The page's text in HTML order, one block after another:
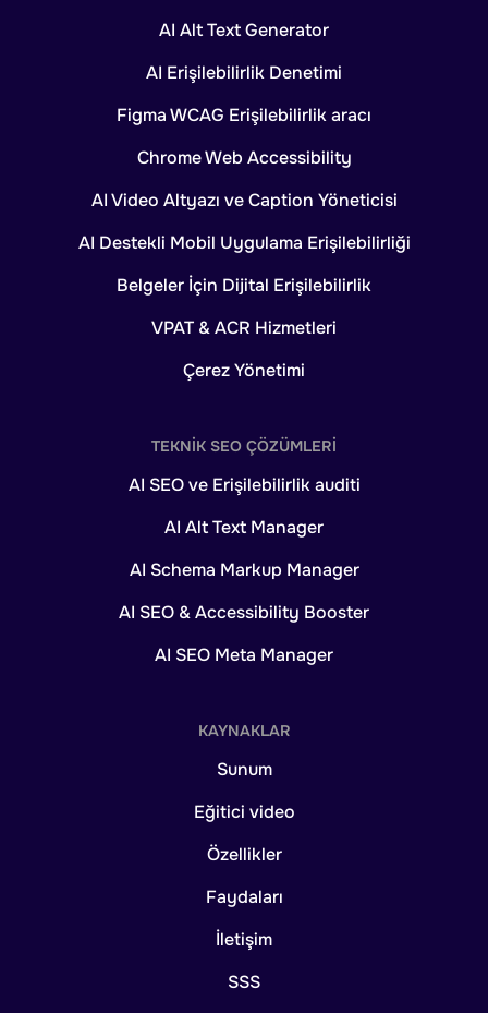
AI Alt Text Generator
AI Erişilebilirlik Denetimi
Figma WCAG Erişilebilirlik aracı
Chrome Web Accessibility
AI Video Altyazı ve Caption Yöneticisi
AI Destekli Mobil Uygulama Erişilebilirliği
Belgeler İçin Dijital Erişilebilirlik
VPAT & ACR Hizmetleri
Çerez Yönetimi
TEKNIK SEO ÇÖZÜMLERI
AI SEO ve Erişilebilirlik auditi
AI Alt Text Manager
AI Schema Markup Manager
AI SEO & Accessibility Booster
AI SEO Meta Manager
KAYNAKLAR
Sunum
Eğitici video
Özellikler
Faydaları
İletişim
SSS